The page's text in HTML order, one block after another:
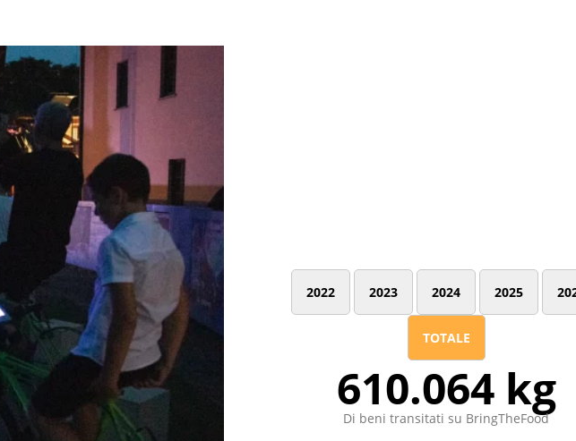
2022 2023 2024 2025
TOTALE
610.064 kg
Di beni transitati su BringTheFood